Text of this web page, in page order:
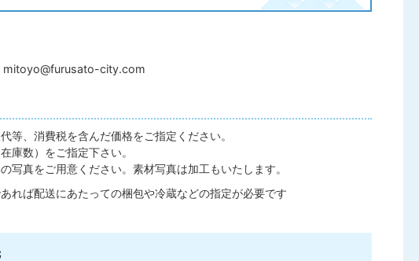
city.com
等、消費税を含んだ価格をご指定ください。
庫数）をご指定下さい。
写真をご用意ください。素材写真は加工もいたします。
れば配送にあたっての梱包や冷蔵などの指定が必要です